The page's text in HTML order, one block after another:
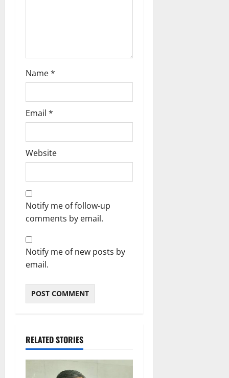
Name*
Email *
Website
Notify me of follow-up
comments by email.
Notify me of new posts by
email.
RELATED STORIES